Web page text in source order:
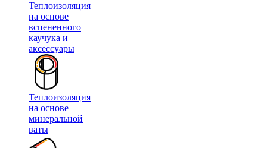
Теплоизоляция
на основе
вспененного
каучука и
аксессуары
Теплоизоляция
на основе
минеральной
ваты